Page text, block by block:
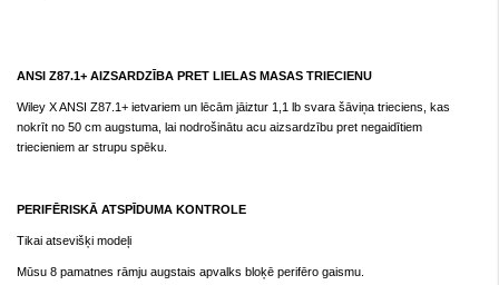
ANSI Z87.1+ AIZSARDZĪBA PRET LIELAS MASAS TRIECIENU
Wiley X ANSI Z87.1+ ietvariem un lēcām jāiztur 1,1 lb svara šāviņa trieciens, kas
nokrīt no 50 cm augstuma, lai nodrošinātu acu aizsardzību pret negaidītiem
triecieniem ar strupu spēku.
PERIFĒRISKĀ ATSPĪDUMA KONTROLE
Tikai atsevišķi modeļi
Mūsu 8 pamatnes rāmju augstais apvalks bloķē perifēro gaismu.